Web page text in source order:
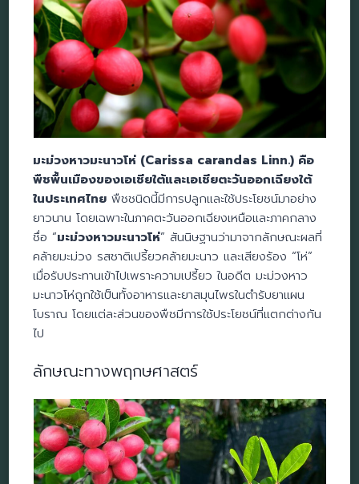
มะม่วงหาวมะนาวโห่ (Carissa carandas Linn.) คือ
พืชพื้นเมืองของเอเชียใต้และเอเชียตะวันออกเฉียงใต้
ในประเทศไทย พืชชนิดนี้มีการปลูกและใช้ประโยชน์มาอย่าง
ยาวนาน โดยเฉพาะในภาคตะวันออกเฉียงเหนือและภาคกลาง
ชื่อ “มะม่วงหาวมะนาวโห่” สันนิษฐานว่ามาจากลักษณะผลที่
คล้ายมะม่วง รสชาติเปรี้ยวคล้ายมะนาว และเสียงร้อง “โห่”
เมื่อรับประทานเข้าไปเพราะความเปรี้ยว ในอดีต มะม่วงหาว
มะนาวโห่ถูกใช้เป็นทั้งอาหารและยาสมุนไพรในตำรับยาแผน
โบราณ โดยแต่ละส่วนของพืชมีการใช้ประโยชน์ที่แตกต่างกัน
ไป
ลักษณะทางพฤกษศาสตร์